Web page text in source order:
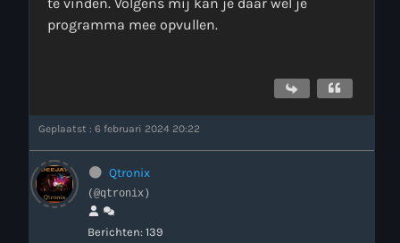
programma mee opvullen.
Geplaatst : 6 februari 2024 20:22
Qtronix
(@qtronix)
Berichten: 139